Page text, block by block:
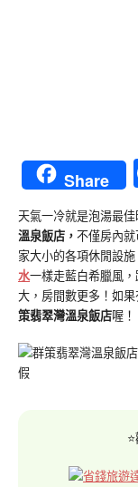
Share
天氣一冷就是泡湯最
溫泉飯店， 不僅房內
家大小的各項休閒設施
水一樣走藍白希臘風
大，房間數更多！如
策翡翠灣溫泉飯店喔！